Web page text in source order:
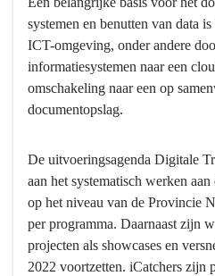
naar
navigatie
Bedrijfsvoering
Wat
we
bereiken?
Doorontwikkelen
van
systemen
systemen en benutten van data
ICT-omgeving, onder andere
informatiesystemen naar een
omschakeling naar een op
documentopslag.
De uitvoeringsagenda Digitale
aan het systematisch werken
op het niveau van de Provincie
per programma. Daarnaast zijn
projecten als showcases en
2022 voortzetten. iCatchers zijn